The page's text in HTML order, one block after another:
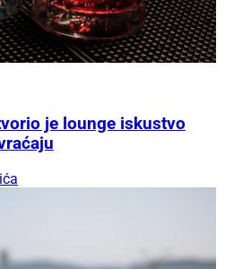
je lounge iskustvo